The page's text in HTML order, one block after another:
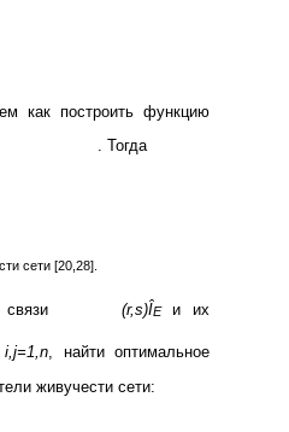
как построить функцию
. Тогда
сети [20,28].
связи (r,s)ÎЕи их
i,j=1,n, найти оптимальное
живучести сети: